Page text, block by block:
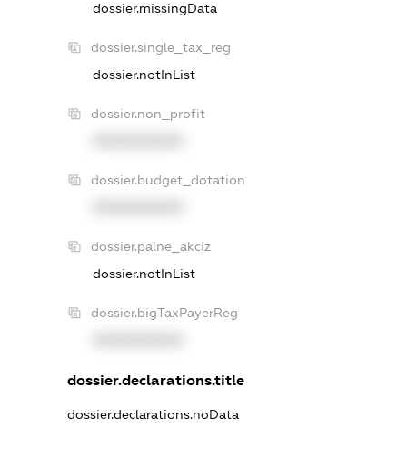
dossier.missingData
dossier.single_tax_reg
dossier.notInList
dossier.non_profit
dossier.budget_dotation
dossier.palne_akciz
dossier.notInList
dossier.bigTaxPayerReg
dossier.declarations.title
dossier.declarations.noData